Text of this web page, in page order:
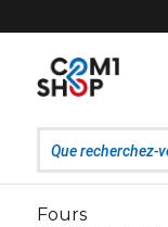
Fours